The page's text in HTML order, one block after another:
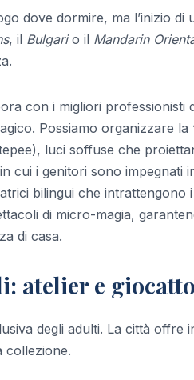
dove dormire, ma l’inizio di
, il Bulgario il Mandarin
con i migliori professionisti
Possiamo organizzare la
luci soffuse che
cui i genitori sono impegnati
bilingui che intrattengono
di micro-magia,
di casa.
atelier e
degli adulti. La città offre
collezione.